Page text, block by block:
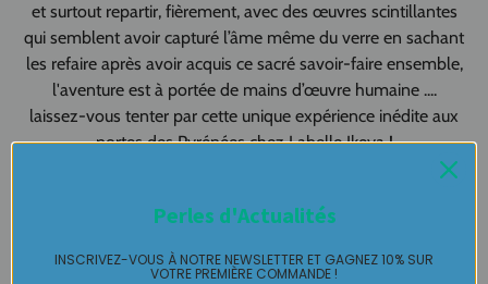
et surtout repartir, fièrement, avec des œuvres scintillantes
qui semblent avoir capturé l’âme même du verre en sachant
les refaire après avoir acquis ce sacré savoir-faire ensemble,
l'aventure est à portée de mains d’œuvre humaine ....
laissez-vous tenter par cette unique expérience inédite aux
portes des Pyrénées chez Labelle Ikeya !
Les conditions et les formules possibles sont insérées dans
les photos.
À l'achat de ce bon KDO valable un an, vous recevrez la
Perles d'Actualités
INSCRIVEZ-VOUS À NOTRE NEWSLETTER ET GAGNEZ 10% SUR
VOTRE PREMIÈRE COMMANDE !